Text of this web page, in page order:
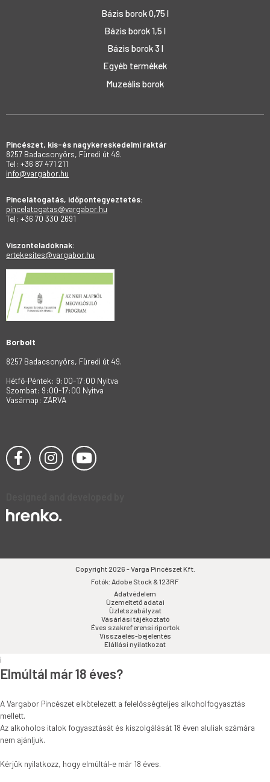
Bázis borok 0,75 l
Bázis borok 1,5 l
Bázis borok 3 l
Egyéb termékek
Muzeális borok
Pincészet, kis-és nagykereskedelmi raktár
8257 Badacsonyörs, Füredi út 49.
Tel: +36 87 471 211
info@vargabor.hu
Pincelátogatás, időpontegyeztetés:
pincelatogatas@vargabor.hu
Tel: +36 70 330 2691
Viszonteladóknak:
ertekesites@vargabor.hu
Borbolt
8257 Badacsonyörs, Füredi út 49.
Hétfő-Péntek: 9:00-17:00 Nyitva
Szombat: 9:00-17:00 Nyitva
Vasárnap: ZÁRVA
Copyright 2026 - Varga Pincészet Kft.
Fotók: Adobe Stock & 123RF
Adatvédelem
Üzemeltető adatai
Üzletszabályzat
Vásárlási tájékoztató
Éves szakreferensi riportok
Visszaélés-bejelentés
Elállási nyilatkozat
i
Elmúltál már 18 éves?
A Vargabor Pincészet elkötelezett a felelősségteljes alkoholfogyasztás
mellett.
Az alkoholos italok fogyasztását és kiszolgálását 18 éven aluliak számára
nem ajánljuk.
Kérjük nyilatkozz, hogy elmúltál-e már 18 éves.